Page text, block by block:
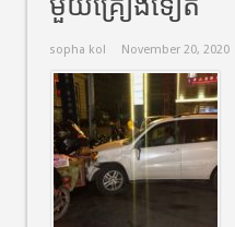
sopha kol November 20, 2020